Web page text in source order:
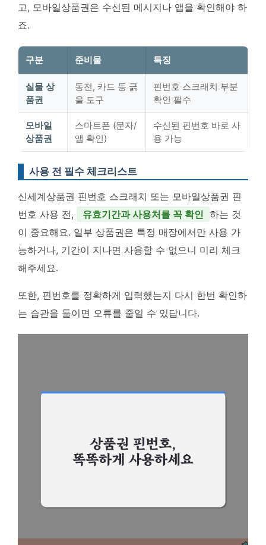
고, 모바일상품권은 수신된 메시지나 앱을 확인해야 하
죠.
구분 준비물 특징
실물 상
품권
동전, 카드 등 긁
을 도구
핀번호 스크래치 부분
확인 필수
모바일
상품권
스마트폰 (문자/
앱 확인)
수신된 핀번호 바로 사
용 가능
사용 전 필수 체크리스트
신세계상품권 핀번호 스크래치 또는 모바일상품권 핀
번호 사용 전,
유효기간과 사용처를 꼭 확인 하는 것
이 중요해요. 일부 상품권은 특정 매장에서만 사용 가
능하거나, 기간이 지나면 사용할 수 없으니 미리 체크
해주세요.
또한, 핀번호를 정확하게 입력했는지 다시 한번 확인하
는 습관을 들이면 오류를 줄일 수 있답니다.